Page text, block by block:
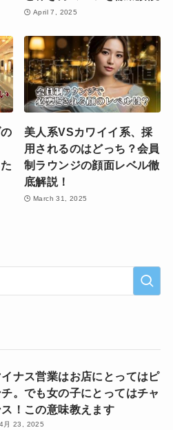
April 7, 2025
美人系VSカワイイ系、採
用されるのはどっち？会員
制ラウンジの顔面レベル徹
底解説！
March 31, 2025
イナス営業はお店にとってはピ
チ。でも女の子にとってはチャ
ス！この意味教えます
4月 23, 2025